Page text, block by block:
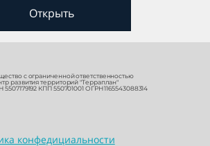
Открыть
конфедициальности
с ограниченной ответственностью
развития территорий "Терраплан"
5507179192 КПП 550701001 ОГРН 1165543088314